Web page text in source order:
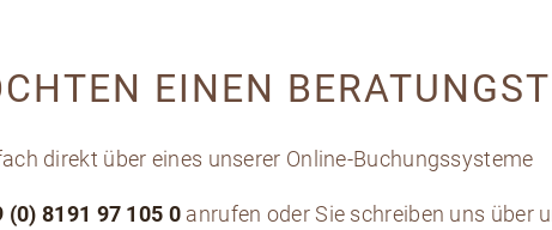
EINEN
direkt über eines unserer Online-Buchungssysteme
(0) 8191 97 105 0 anrufen oder Sie schreiben uns über